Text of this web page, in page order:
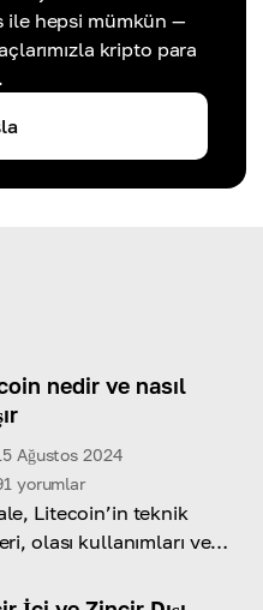
ile hepsi mümkün —
kripto para
nedir ve nasıl
Ağustos 2024
yorumlar
Litecoin’in teknik
olası kullanımları ve
bir inceleme